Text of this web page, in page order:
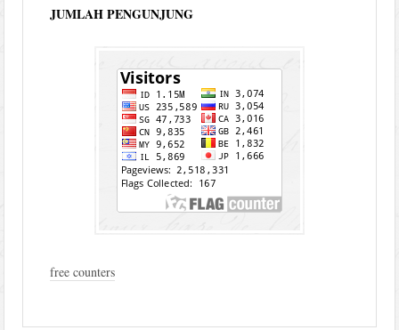
JUMLAH PENGUNJUNG
free counters